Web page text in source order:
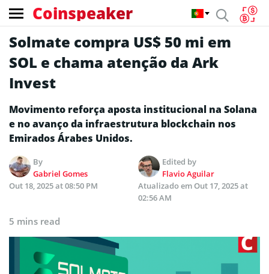
Coinspeaker
Solmate compra US$ 50 mi em
SOL e chama atenção da Ark
Invest
Movimento reforça aposta institucional na Solana
e no avanço da infraestrutura blockchain nos
Emirados Árabes Unidos.
By
Gabriel Gomes
Edited by
Flavio Aguilar
Out 18, 2025 at 08:50 PM
Atualizado emOut 17, 2025 at
02:56 AM
5 mins read